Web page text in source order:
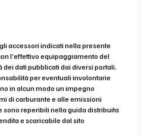
accessori indicati nella presente
l’effettivo equipaggiamento del
dati pubblicati dai diversi portali.
per eventuali involontarie
in alcun modo un impegno
di carburante e alle emissioni
sono reperibili nella guida distribuita
e scaricabile dal sito